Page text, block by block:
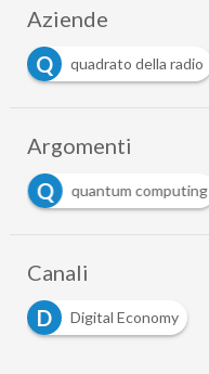
Aziende
Q
quadrato della radio
Argomenti
Q
quantum computing
Canali
D
Digital Economy